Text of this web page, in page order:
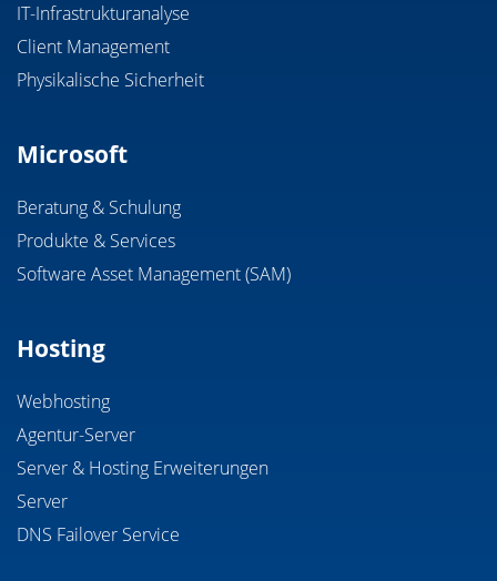
IT-Infrastrukturanalyse
Client Management
Physikalische Sicherheit
Microsoft
Beratung & Schulung
Produkte & Services
Software Asset Management (SAM)
Hosting
Webhosting
Agentur-Server
Server & Hosting Erweiterungen
Server
DNS Failover Service